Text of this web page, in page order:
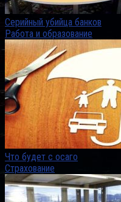
Серийный убийца банков
Работа и образование
Что будет с осаго
Страхование